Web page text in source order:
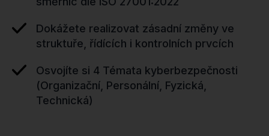
Dokážete realizovat zásadní změny ve
struktuře, řídících i kontrolních prvcích
Osvojíte si 4 Témata kyberbezpečnosti
(Organizační, Personální, Fyzická,
Technická)